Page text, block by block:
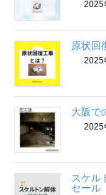
2025
原状回
2025
大阪で
2025
スケル
セール